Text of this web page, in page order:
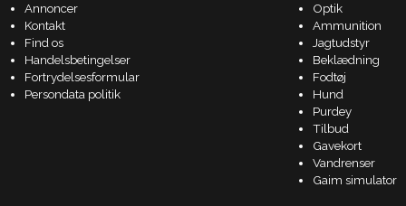
Annoncer
Kontakt
Find os
Handelsbetingelser
Fortrydelsesformular
Persondata politik
Optik
Ammunition
Jagtudstyr
Beklædning
Fodtøj
Hund
Purdey
Tilbud
Gavekort
Vandrenser
Gaim simulator